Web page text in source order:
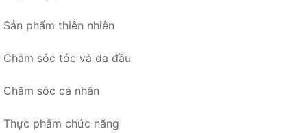
Sản phẩm thiên nhiên
Chăm sóc tóc và da đầu
Chăm sóc cá nhân
Thực phẩm chức năng